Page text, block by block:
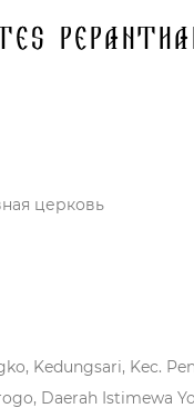
церковь
Kedungsari, Kec.
Daerah Istimewa